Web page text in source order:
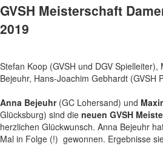
GVSH Meisterschaft
2019
Stefan Koop (GVSH und DGV Spielleiter),
Bejeuhr, Hans-Joachim Gebhardt (GVSH
Anna Bejeuhr(GC Lohersand) und
Glücksburg) sind die neuen GVSH
herzlichen Glückwunsch. Anna Bejeuhr
Mal in Folge (!) gewonnen. Ergebnisse